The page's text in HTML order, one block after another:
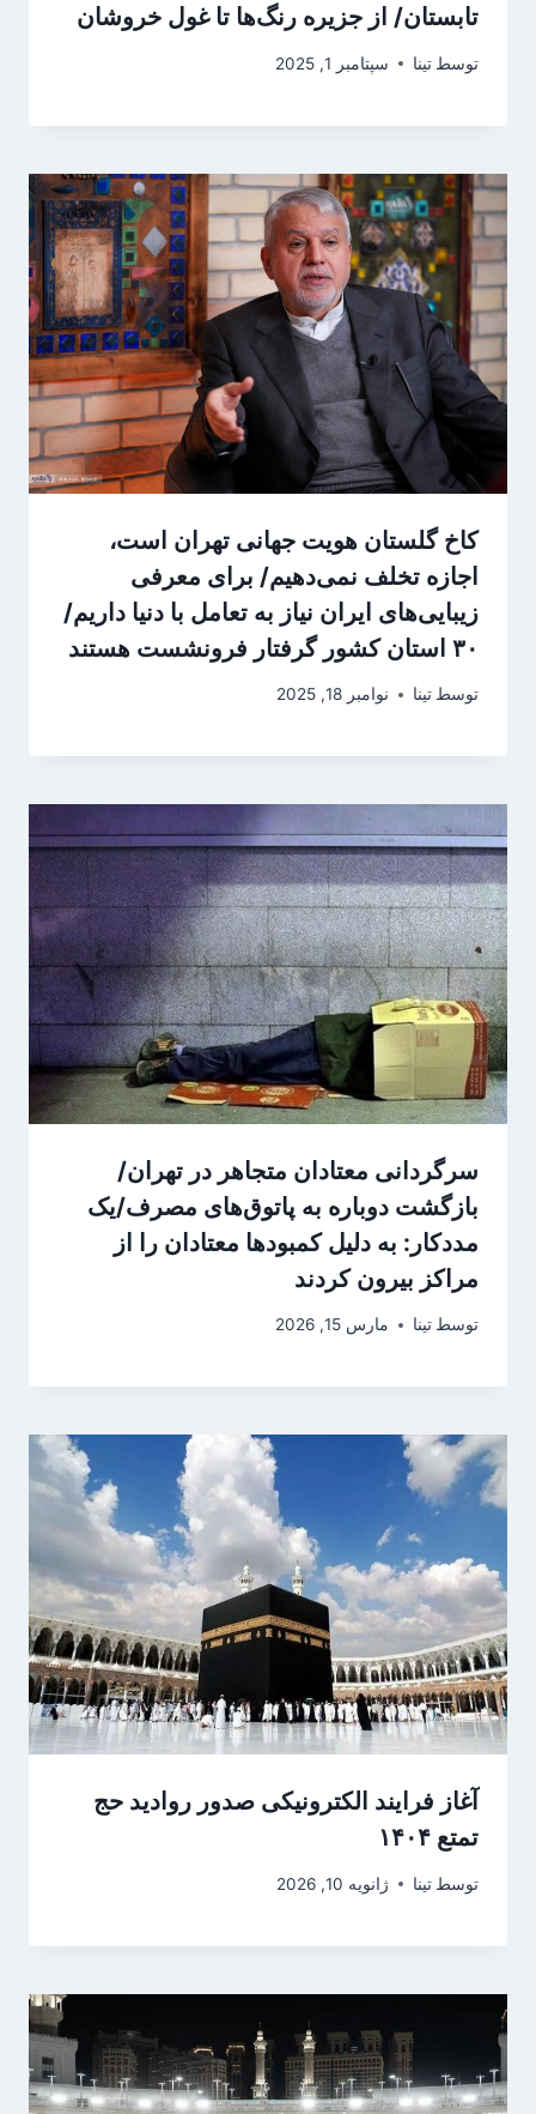
تابستان/ از جزیره رنگ‌ها تا غول خروشان
توسط تینا سپتامبر 1, 2025
کاخ گلستان هویت جهانی تهران است،
اجازه تخلف نمی‌دهیم/ برای معرفی
زیبایی‌های ایران نیاز به تعامل با دنیا داریم/
۳۰ استان کشور گرفتار فرونشست هستند
توسط تینا نوامبر 18, 2025
سرگردانی معتادان متجاهر در تهران/
بازگشت دوباره به پاتوق‌های مصرف/یک
مددکار: به دلیل کمبودها معتادان را از
مراکز بیرون کردند
توسط تینا مارس 15, 2026
آغاز فرایند الکترونیکی صدور روادید حج
تمتع ۱۴۰۴
توسط تینا ژانویه 10, 2026